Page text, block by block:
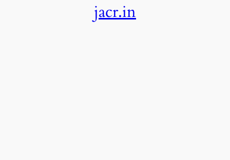
jacr.in